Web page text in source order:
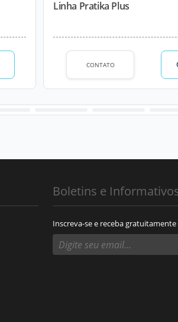
Linha Pratika Plus
CONTATO
Boletins e
Inscreva-se e receba gratuitamente